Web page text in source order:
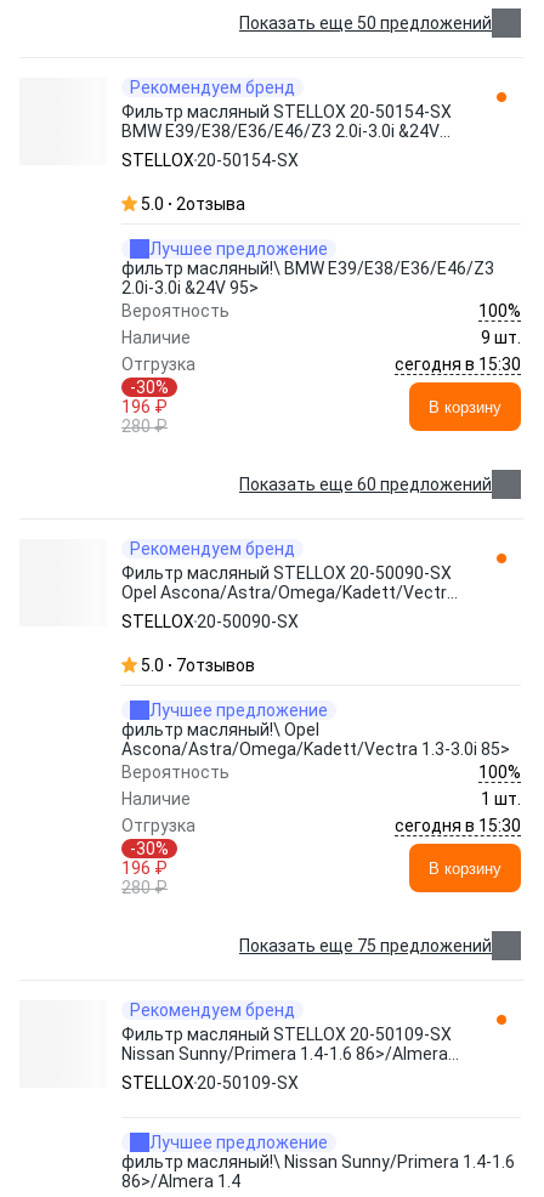
Показать еще 50 предложений
Рекомендуем бренд
Фильтр масляный STELLOX 20-50154-SX
BMW E39/E38/E36/E46/Z3 2.0i-3.0i &24V
95>
STELLOX 20-50154-SX
5.0 2отзыва
Лучшее предложение
фильтр масляный!\ BMW E39/E38/E36/E46/Z3
2.0i-3.0i &24V 95>
Вероятность
100%
Наличие
9 шт.
Отгрузка
сегодня в 15:30
-30%
196 ₽
280 ₽
В корзину
Показать еще 60 предложений
Рекомендуем бренд
Фильтр масляный STELLOX 20-50090-SX
Opel Ascona/Astra/Omega/Kadett/Vectra
1.3-3.0i 85>
STELLOX 20-50090-SX
5.0 7отзывов
Лучшее предложение
фильтр масляный!\ Opel
Ascona/Astra/Omega/Kadett/Vectra 1.3-3.0i 85>
Вероятность
100%
Наличие
1 шт.
Отгрузка
сегодня в 15:30
-30%
196 ₽
280 ₽
В корзину
Показать еще 75 предложений
Рекомендуем бренд
Фильтр масляный STELLOX 20-50109-SX
Nissan Sunny/Primera 1.4-1.6 86>/Almera
1.4
STELLOX 20-50109-SX
Лучшее предложение
фильтр масляный!\ Nissan Sunny/Primera 1.4-1.6
86>/Almera 1.4